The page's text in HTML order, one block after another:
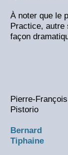
À noter que le
Practice, autre
façon
Pierre-François
Pistorio
Bernard
Tiphaine